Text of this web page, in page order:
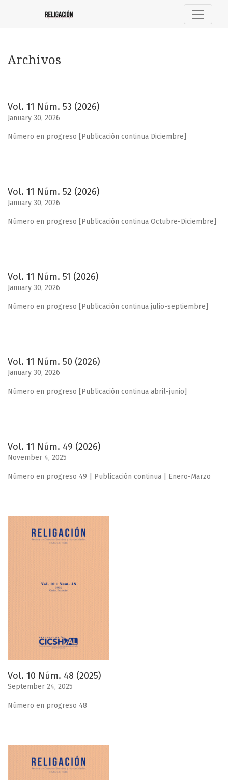
Archivos
Vol. 11 Núm. 53 (2026)
January 30, 2026
Número en progreso [Publicación continua Diciembre]
Vol. 11 Núm. 52 (2026)
January 30, 2026
Número en progreso [Publicación continua Octubre-Diciembre]
Vol. 11 Núm. 51 (2026)
January 30, 2026
Número en progreso [Publicación continua julio-septiembre]
Vol. 11 Núm. 50 (2026)
January 30, 2026
Número en progreso [Publicación continua abril-junio]
Vol. 11 Núm. 49 (2026)
November 4, 2025
Número en progreso 49 | Publicación continua | Enero-Marzo
Vol. 10 Núm. 48 (2025)
September 24, 2025
Número en progreso 48